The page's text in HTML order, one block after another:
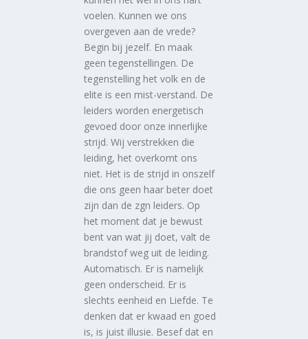
voelen. Kunnen we ons
overgeven aan de vrede?
Begin bij jezelf. En maak
geen tegenstellingen. De
tegenstelling het volk en de
elite is een mist-verstand. De
leiders worden energetisch
gevoed door onze innerlijke
strijd. Wij verstrekken die
leiding, het overkomt ons
niet. Het is de strijd in onszelf
die ons geen haar beter doet
zijn dan de zgn leiders. Op
het moment dat je bewust
bent van wat jij doet, valt de
brandstof weg uit de leiding.
Automatisch. Er is namelijk
geen onderscheid. Er is
slechts eenheid en Liefde. Te
denken dat er kwaad en goed
is, is juist illusie. Besef dat en